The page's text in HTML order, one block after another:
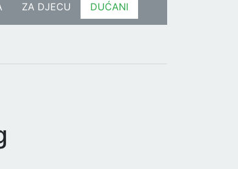
ZA DJECU DUĆANI